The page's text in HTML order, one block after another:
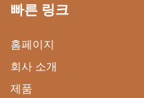
빠른 링크
홈페이지
회사 소개
제품